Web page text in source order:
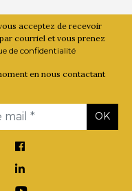
acceptez de recevoir
courriel et vous prenez
de confidentialité
en nous contactant
OK